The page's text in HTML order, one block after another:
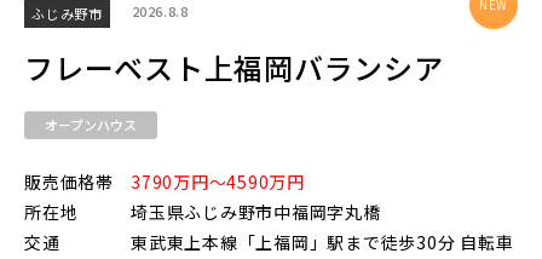
さいたま市浦和区(0)
さいたま市緑区(1)
さいたま市岩槻区(0)
川越市(3)
上尾市(2)
蕨市(0)
朝霞市(1)
志木市(0)
和光市(1)
ふじみ野市 2026.8.8
フレーベスト上福岡バランシア
オープンハウス
販売価格帯
3790万円～4590万円
所在地
埼玉県ふじみ野市中福岡字丸橋
交通
東武東上本線「上福岡」駅まで徒歩30分 自転車